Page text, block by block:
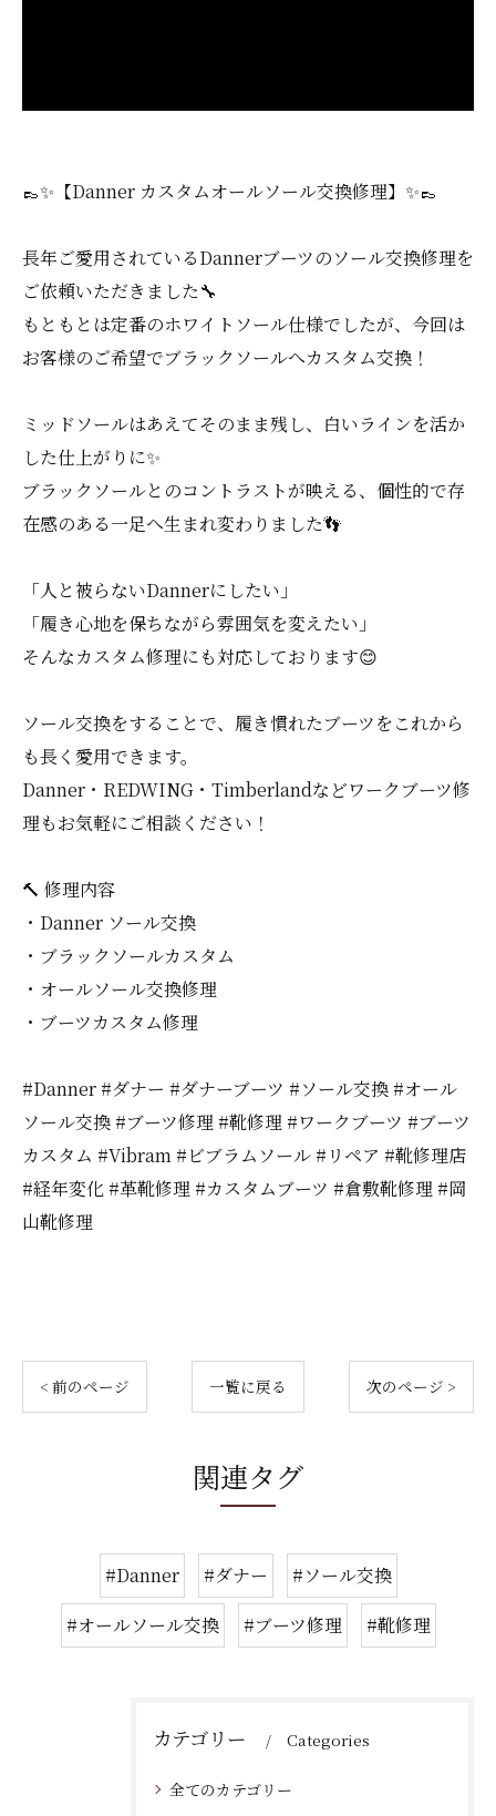
👞✨【Danner カスタムオールソール交換修理】✨👞
長年ご愛用されているDannerブーツのソール交換修理を
ご依頼いただきました🔧
もともとは定番のホワイトソール仕様でしたが、今回は
お客様のご希望でブラックソールへカスタム交換！
ミッドソールはあえてそのまま残し、白いラインを活か
した仕上がりに✨
ブラックソールとのコントラストが映える、個性的で存
在感のある一足へ生まれ変わりました👣
「人と被らないDannerにしたい」
「履き心地を保ちながら雰囲気を変えたい」
そんなカスタム修理にも対応しております😊
ソール交換をすることで、履き慣れたブーツをこれから
も長く愛用できます。
Danner・REDWING・Timberlandなどワークブーツ修
理もお気軽にご相談ください！
🔨 修理内容
・Danner ソール交換
・ブラックソールカスタム
・オールソール交換修理
・ブーツカスタム修理
#Danner #ダナー #ダナーブーツ #ソール交換 #オール
ソール交換 #ブーツ修理 #靴修理 #ワークブーツ #ブーツ
カスタム #Vibram #ビブラムソール #リペア #靴修理店
#経年変化 #革靴修理 #カスタムブーツ #倉敷靴修理 #岡
山靴修理
< 前のページ 一覧に戻る 次のページ >
関連タグ
#Danner #ダナー
#ソール交換
#オールソール交換
#ブーツ修理 #靴修理
カテゴリー Categories
全てのカテゴリー